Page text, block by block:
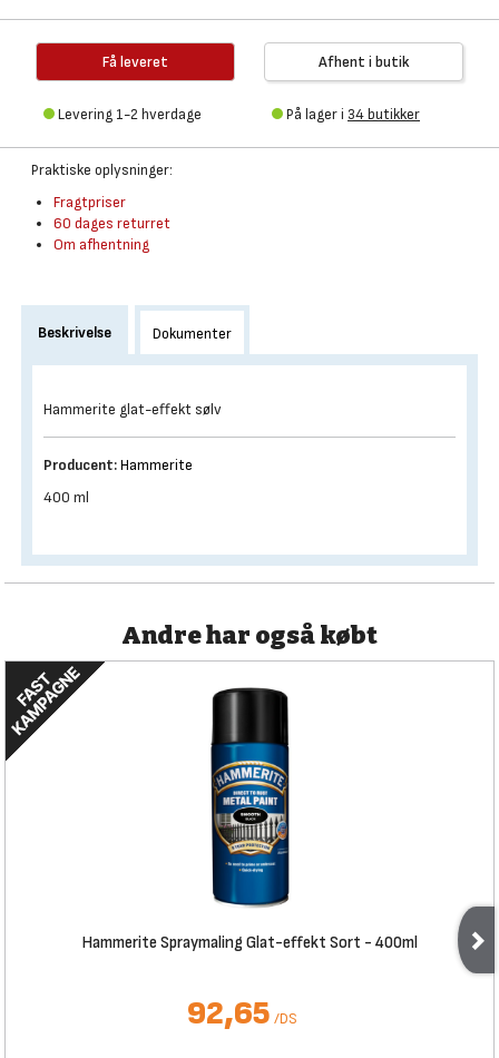
Få leveret
Levering 1-2 hverdage
Afhent i butik
På lager i 34 butikker
Praktiske oplysninger:
Fragtpriser
60 dages returret
Om afhentning
Beskrivelse Dokumenter
Hammerite glat-effekt sølv
Producent:Hammerite
400 ml
Andre har også købt
Hammerite Spraymaling Glat-effekt Sort - 400ml
92,65 /DS